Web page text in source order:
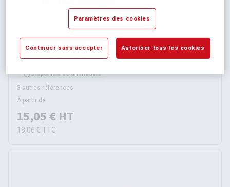
Lavette Microfibre PVA micro - Vileda
Disponible selon modèle
3 autres références
À partir de
15,05 € HT
18,06 € TTC
Paramètres des cookies
Continuer sans accepter Autoriser tous les cookies